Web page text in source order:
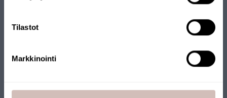
Tilastot
Markkinointi